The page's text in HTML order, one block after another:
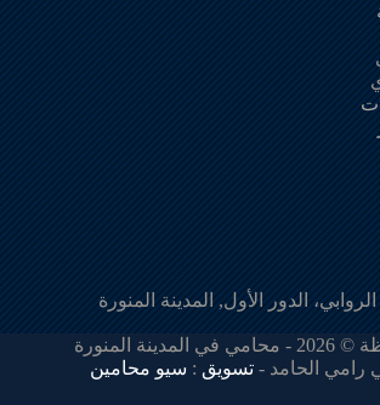
الدور الأول, المدينة المنورة
جميع الحقوق محفوظة © 2026 - محامي في المدينة المنورة
رامي الحامد -تسويق : سيو محامين